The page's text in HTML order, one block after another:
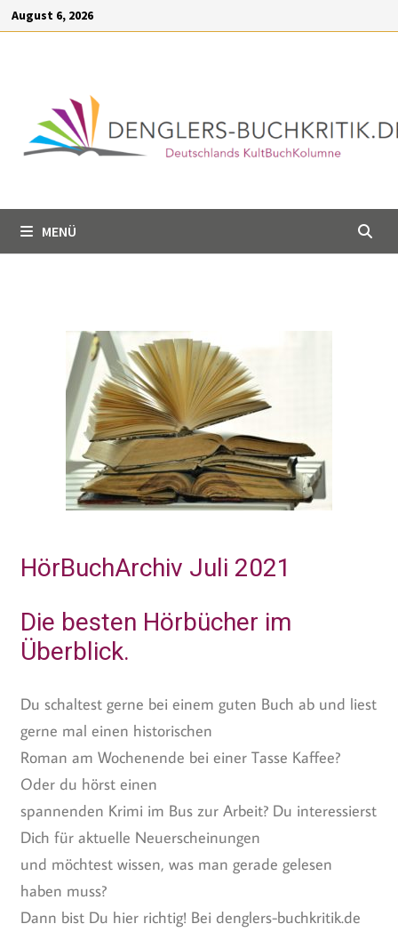
springen
August 6, 2026
MENÜ
HörBuchArchiv Juli 2021
Die besten Hörbücher im
Überblick.
Du schaltest gerne bei einem guten Buch ab und liest
gerne mal einen historischen
Roman am Wochenende bei einer Tasse Kaffee?
Oder du hörst einen
spannenden Krimi im Bus zur Arbeit? Du interessierst
Dich für aktuelle Neuerscheinungen
und möchtest wissen, was man gerade gelesen
haben muss?
Dann bist Du hier richtig! Bei denglers-buchkritik.de